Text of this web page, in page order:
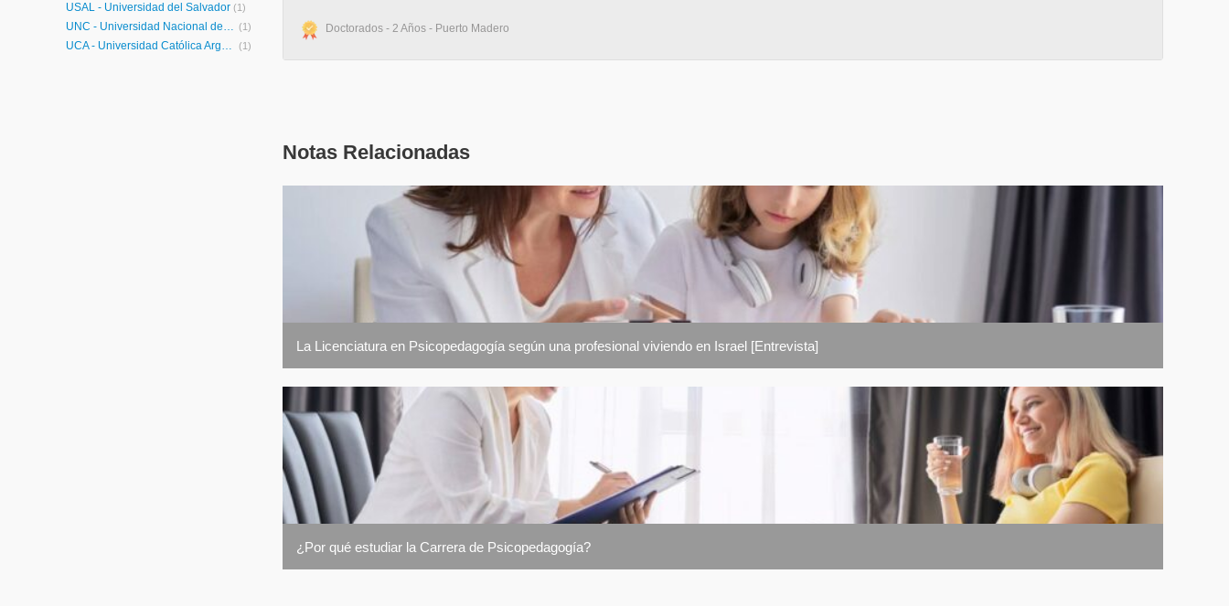
USAL - Universidad del Salvador (1)
UNC - Universidad Nacional de Córdoba (1)
UCA - Universidad Católica Argentina (1)
Doctorados - 2 Años - Puerto Madero
Notas Relacionadas
La Licenciatura en Psicopedagogía según una profesional viviendo en Israel [Entrevista]
¿Por qué estudiar la Carrera de Psicopedagogía?